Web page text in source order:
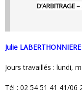
D’ARBITRAGE
Julie LABERTHONNIERE
Jours travaillés : lundi,
Tél : 02 54 51 41 41/06